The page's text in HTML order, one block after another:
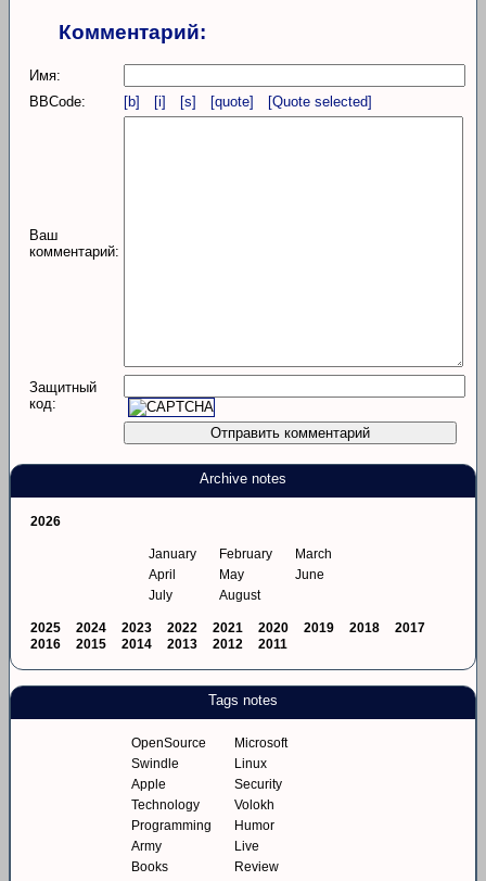
Комментарий:
Имя:
BBCode:
[b] [i] [s] [quote] [Quote selected]
Ваш
комментарий:
Защитный
код:
Archive notes
2026
January February
March
April
May
June
July
August
2025 2024 2023 2022 2021 2020 2019 2018
2017
2016
2015 2014 2013 2012 2011
Tags notes
OpenSource
Microsoft
Swindle
Linux
Apple
Security
Technology
Volokh
Programming
Humor
Army
Live
Books
Review